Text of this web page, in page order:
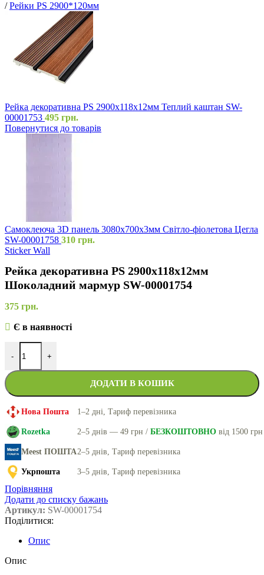
/ Рейки PS 2900*120мм
Рейка декоративна PS 2900х118х12мм Теплий каштан SW-
00001753 495 грн.
Повернутися до товарів
Самоклеюча 3D панель 3080x700x3мм Світло-фіолетова Цегла
SW-00001758 310 грн.
Sticker Wall
Рейка декоративна PS 2900х118х12мм
Шоколадний мармур SW-00001754
375 грн.
Є в наявності
- +
ДОДАТИ В КОШИК
Нова Пошта 1–2 дні, Тариф перевізника
Rozetka 2–5 днів — 49 грн / БЕЗКОШТОВНО від 1500 грн
Meest ПОШТА2–5 днів, Тариф перевізника
Укрпошта 3–5 днів, Тариф перевізника
Порівняння
Додати до списку бажань
Артикул: SW-00001754
Поділитися:
Опис
Опис